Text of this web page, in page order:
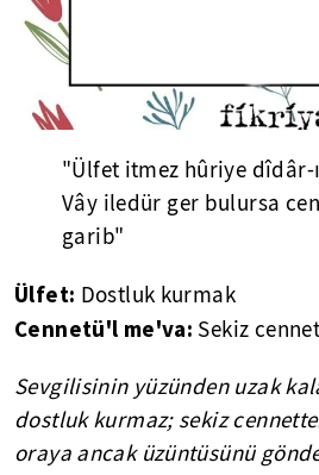
"Ülfet itmez hûriye dîdâr-
Vây iledür ger bulursa
garib"
Ülfet: Dostluk kurmak
Cennetü'l me'va: Sekiz cennet
Sevgilisinin yüzünden uzak
dostluk kurmaz; sekiz
oraya ancak üzüntüsünü